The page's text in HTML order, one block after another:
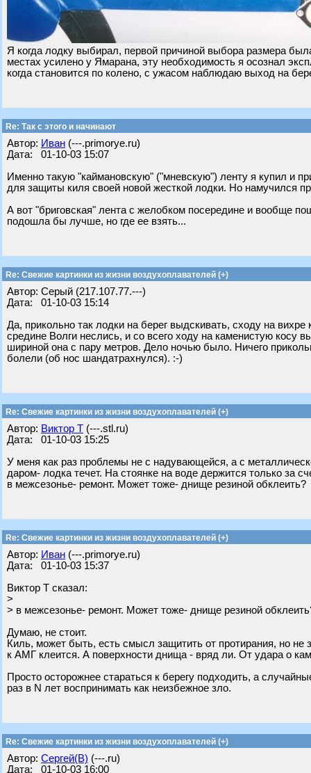
Я когда лодку выбирал, первой причиной выбора размера
местах усилено у Ямарана, эту необходимость я осознал
когда становится по колено, с ужасом наблюдаю выход на
Re: Так с этого и начинают
Автор: Иван (---.primorye.ru)
Дата: 01-10-03 15:07
Именно такую "каймановскую" ("мневскую") ленту я купил и
для защиты киля своей новой жесткой лодки. Но намучился
А вот "бриговская" лента с желобком посередине и вообще
подошла бы лучше, но где ее взять...
Re: Свежие картинки из жизни воздухоплавателей (+)
Автор: Серый (217.107.77.---)
Дата: 01-10-03 15:14
Да, прикольно так лодки на берег выдскивать, сходу на
средине Волги неслись, и со всего ходу на каменистую косу
шириной она с пару метров. Дело ночью было. Ничего
болели (об нос шандатрахнулся). :-)
Re: Свежие картинки из жизни воздухоплавателей (+)
Автор: Виктор Т (---.stl.ru)
Дата: 01-10-03 15:25
У меня как раз проблемы не с надувающейся, а с
даром- лодка течет. На стоянке на воде держится только за
в межсезонье- ремонт. Может тоже- днище резиной обклеить?
Re: Свежие картинки из жизни воздухоплавателей (+)
Автор: Иван (---.primorye.ru)
Дата: 01-10-03 15:37
Виктор Т сказал:
>
> в межсезонье- ремонт. Может тоже- днище резиной
Думаю, не стоит.
Киль, может быть, есть смысл защитить от протирания, но не
к АМГ клеится. А поверхности днища - вряд ли. От удара о
Просто осторожнее стараться к берегу подходить, а
раз в N лет воспринимать как неизбежное зло.
Re: Свежие картинки из жизни воздухоплавателей (+)
Автор: Сергей(В) (---.ru)
Дата: 01-10-03 16:00